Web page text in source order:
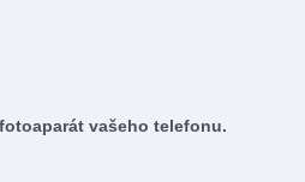
vašeho telefonu.